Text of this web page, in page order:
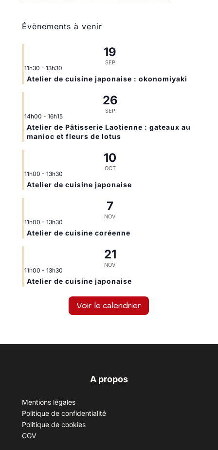
Évènements à venir
19
SEP
11h30 - 13h30
Atelier de cuisine japonaise : okonomiyaki
26
SEP
14h00 - 16h15
Atelier de Pâtisserie Laotienne : gateaux au
manioc et fleurs de lotus
10
OCT
11h00 - 13h30
Atelier de cuisine japonaise
7
NOV
11h00 - 13h30
Atelier de cuisine coréenne
21
NOV
11h00 - 13h30
Atelier de cuisine japonaise
Voir le calendrier
A propos
Mentions légales
Politique de confidentialité
Politique de cookies
CGV